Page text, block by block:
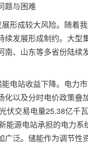
与困难
成较大风险。随着
发展形成制约。大
、山东等多省份陆
站收益下降。电力
以及分时电价政策
伏交易电量25.38亿千
源电站承担的电力系
泛。储能作为调节